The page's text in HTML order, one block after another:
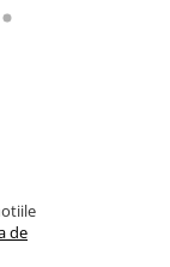
de